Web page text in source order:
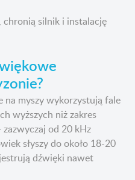
chronią silnik i instalację
na myszy wykorzystują fale
wyższych niż zakres
zazwyczaj od 20 kHz
słyszy do około 18-20
dźwięki nawet